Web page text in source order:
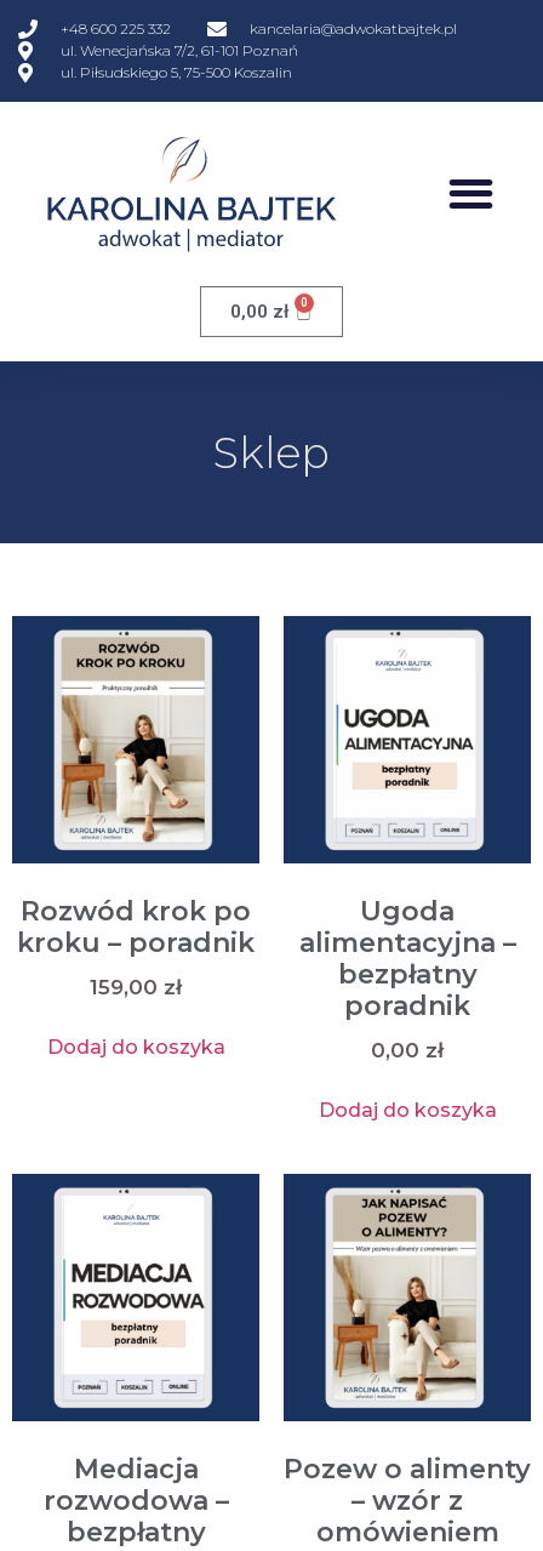
+48 600 225 332
kancelaria@adwokatbajtek.pl
ul. Wenecjańska 7/2, 61-101 Poznań
ul. Piłsudskiego 5, 75-500 Koszalin
0,00 zł 0
Sklep
Rozwód krok po
kroku – poradnik
159,00 zł
Dodaj do koszyka
Ugoda
alimentacyjna –
bezpłatny
poradnik
0,00 zł
Dodaj do koszyka
Mediacja
rozwodowa –
bezpłatny
Pozew o alimenty
– wzór z
omówieniem